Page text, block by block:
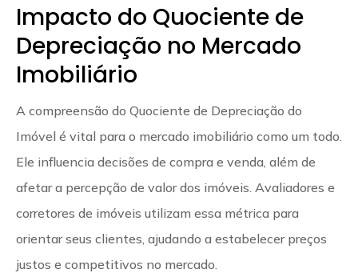
Impacto do Quociente de
Depreciação no Mercado
Imobiliário
A compreensão do Quociente de Depreciação do
Imóvel é vital para o mercado imobiliário como um todo.
Ele influencia decisões de compra e venda, além de
afetar a percepção de valor dos imóveis. Avaliadores e
corretores de imóveis utilizam essa métrica para
orientar seus clientes, ajudando a estabelecer preços
justos e competitivos no mercado.